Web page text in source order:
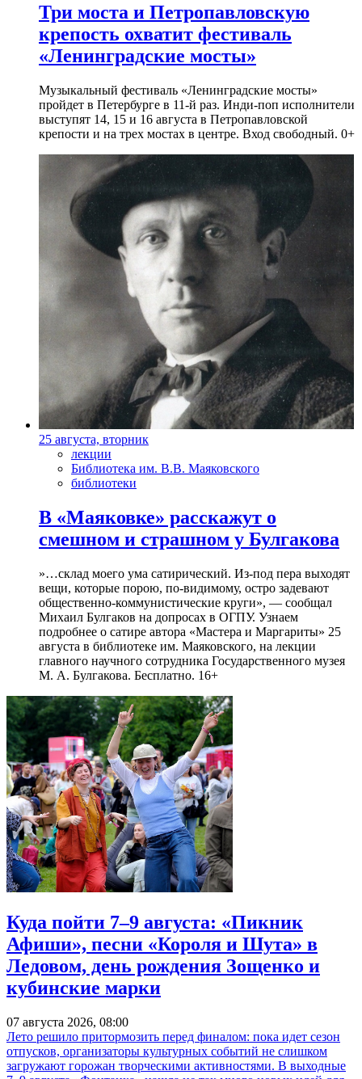
Три моста и Петропавловскую
крепость охватит фестиваль
«Ленинградские мосты»
Музыкальный фестиваль «Ленинградские мосты»
пройдет в Петербурге в 11-й раз. Инди-поп исполнители
выступят 14, 15 и 16 августа в Петропавловской
крепости и на трех мостах в центре. Вход свободный. 0+
25 августа, вторник
лекции
Библиотека им. В.В. Маяковского
библиотеки
В «Маяковке» расскажут о
смешном и страшном у Булгакова
»…склад моего ума сатирический. Из-под пера выходят
вещи, которые порою, по-видимому, остро задевают
общественно-коммунистические круги», — сообщал
Михаил Булгаков на допросах в ОГПУ. Узнаем
подробнее о сатире автора «Мастера и Маргариты» 25
августа в библиотеке им. Маяковского, на лекции
главного научного сотрудника Государственного музея
М. А. Булгакова. Бесплатно. 16+
Куда пойти 7–9 августа: «Пикник
Афиши», песни «Короля и Шута» в
Ледовом, день рождения Зощенко и
кубинские марки
07 августа 2026, 08:00
Лето решило притормозить перед финалом: пока идет сезон
отпусков, организаторы культурных событий не слишком
загружают горожан творческими активностями. В выходные